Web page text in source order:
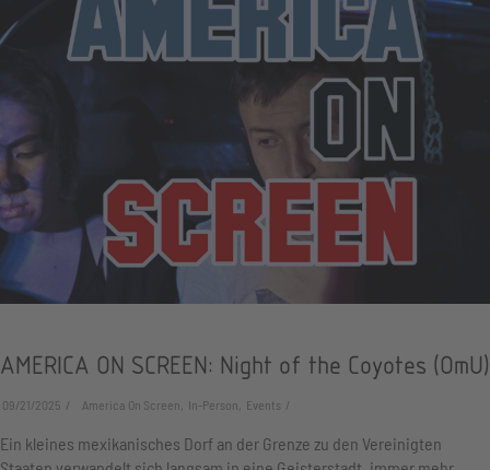
AMERICA ON SCREEN: Night of the Coyotes (OmU)
09/21/2025 America On Screen, In-Person, Events
Ein kleines mexikanisches Dorf an der Grenze zu den Vereinigten